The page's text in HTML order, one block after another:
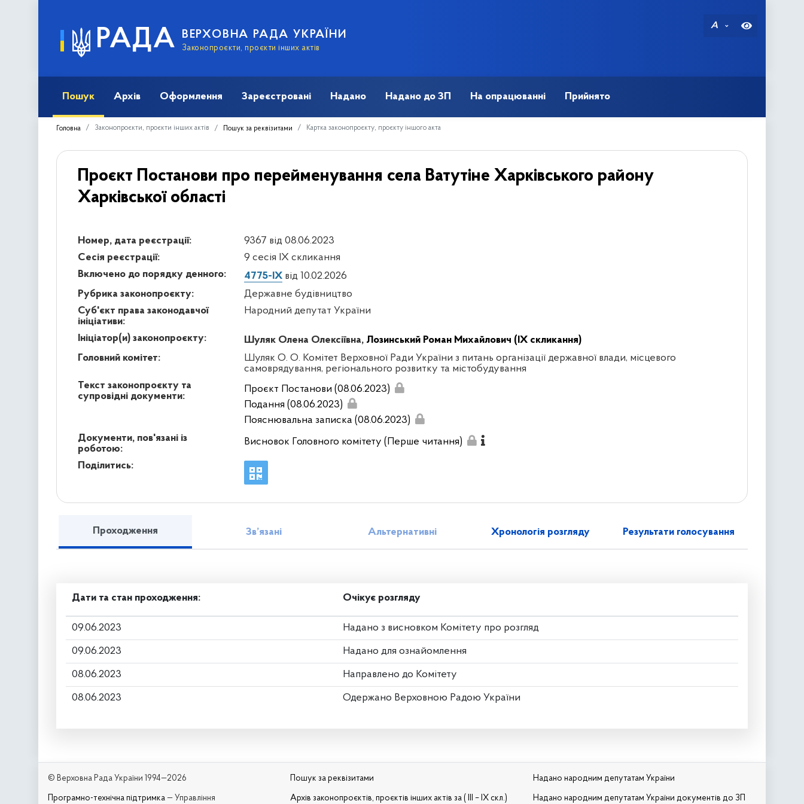
РАДА ВЕРХОВНА РАДА УКРАЇНИ
Законопроєкти, проєкти інших актів
A
Пошук Архів Оформлення Зареєстровані Надано Надано до ЗП На опрацюванні Прийнято
Головна Законопроєкти, проєкти інших актів Пошук за реквізитами Картка законопроєкту, проєкту іншого акта
Проєкт Постанови про перейменування села Ватутіне Харківського району
Харківської області
Номер, дата реєстрації:
9367 від 08.06.2023
Сесія реєстрації:
9 сесія IX скликання
Включено до порядку денного:
4775-IX від 10.02.2026
Рубрика законопроєкту:
Державне будівництво
Суб'єкт права законодавчої
ініціативи:
Народний депутат України
Ініціатор(и) законопроєкту: Шуляк Олена Олексіївна, Лозинський Роман Михайлович (IX скликання)
Головний комітет:
Шуляк О. О. Комітет Верховної Ради України з питань організації державної влади, місцевого
самоврядування, регіонального розвитку та містобудування
Текст законопроєкту та
супровідні документи:
Проєкт Постанови (08.06.2023)
Подання (08.06.2023)
Пояснювальна записка (08.06.2023)
Документи, пов'язані із
роботою:
Висновок Головного комітету (Перше читання)
Поділитись:
Проходження Зв’язані Альтернативні Хронологія розгляду Результати голосування
Дати та стан проходження: Очікує розгляду
09.06.2023 Надано з висновком Комітету про розгляд
09.06.2023 Надано для ознайомлення
08.06.2023 Направлено до Комітету
08.06.2023 Одержано Верховною Радою України
© Верховна Рада України 1994—2026
Програмно-технічна підтримка — Управління
Пошук за реквізитами
Архів законопроєктів, проєктів інших актів за ( III – IX скл.)
Надано народним депутатам України
Надано народним депутатам України документів до ЗП